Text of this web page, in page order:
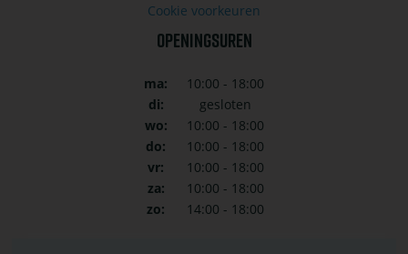
Cookie voorkeuren
OPENINGSUREN
ma:
10:00 - 18:00
di:
gesloten
wo:
10:00 - 18:00
do:
10:00 - 18:00
vr:
10:00 - 18:00
za:
10:00 - 18:00
zo:
14:00 - 18:00